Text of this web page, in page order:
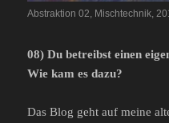
Abstraktion 02, Mischtechnik,
08) Du betreibst einen
Wie kam es dazu?
Das Blog geht auf meine